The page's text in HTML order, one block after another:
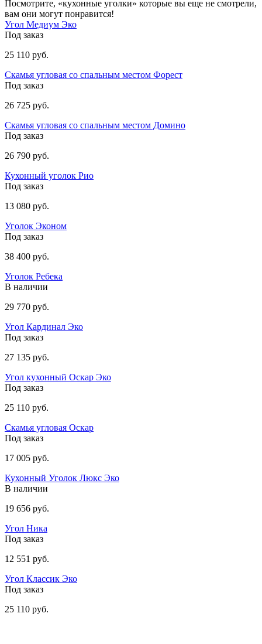
Посмотрите, «кухонные уголки» которые вы еще не смотрели,
вам они могут понравится!
Угол Медиум Эко
Под заказ
25 110 руб.
Скамья угловая со спальным местом Форест
Под заказ
26 725 руб.
Скамья угловая со спальным местом Домино
Под заказ
26 790 руб.
Кухонный уголок Рио
Под заказ
13 080 руб.
Уголок Эконом
Под заказ
38 400 руб.
Уголок Ребека
В наличии
29 770 руб.
Угол Кардинал Эко
Под заказ
27 135 руб.
Угол кухонный Оскар Эко
Под заказ
25 110 руб.
Скамья угловая Оскар
Под заказ
17 005 руб.
Кухонный Уголок Люкс Эко
В наличии
19 656 руб.
Угол Ника
Под заказ
12 551 руб.
Угол Классик Эко
Под заказ
25 110 руб.